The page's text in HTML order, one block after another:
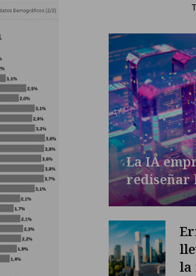
La IA
rediseñar
la